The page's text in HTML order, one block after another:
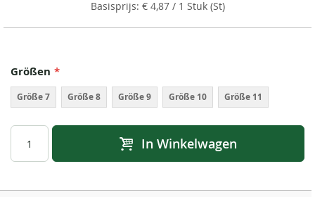
€ 4,87/ 1 Stuk (St)
Größen
Größe 7 Größe 8 Größe 9 Größe 10 Größe 11
In Winkelwagen